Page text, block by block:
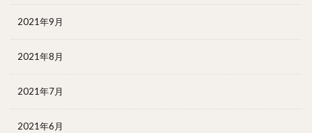
2021年9月
2021年8月
2021年7月
2021年6月